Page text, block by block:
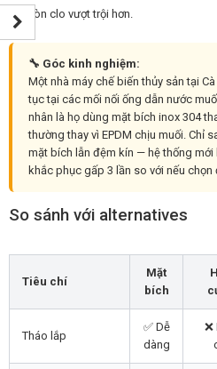
ăn mòn clo vượt trội hơn.
🔧 Góc kinh nghiệm:
Một nhà máy chế biến thủy sản tại
tục tại các mối nối ống dẫn nước
nhân là họ dùng mặt bích inox 304
thường thay vì EPDM chịu muối. Chỉ
mặt bích lẫn đệm kín — hệ thống mới
khắc phục gấp 3 lần so với nếu chọn
So sánh với alternatives
Tiêu chí
Mặt
bích
Tháo lắp
✅ Dễ
dàng
❌